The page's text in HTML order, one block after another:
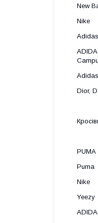
New
Nike
Adidas
Dior,
PUMA
Puma
Nike
Yeezy